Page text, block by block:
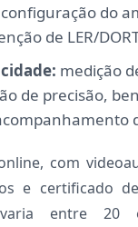
do
de LER/
medição
de precisão,
com
e certificado
entre 20